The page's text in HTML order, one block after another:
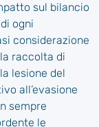
sul bilancio
ogni
considerazione
raccolta di
lesione del
all’evasione
sempre
le